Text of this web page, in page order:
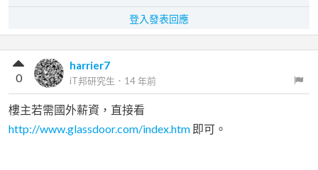
登入發表回應
harrier7
iT邦研究生 ． 14 年前
0
樓主若需國外薪資，直接看
http://www.glassdoor.com/index.htm 即可。